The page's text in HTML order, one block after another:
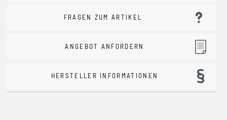
FRAGEN ZUM ARTIKEL
ANGEBOT ANFORDERN
HERSTELLER INFORMATIONEN